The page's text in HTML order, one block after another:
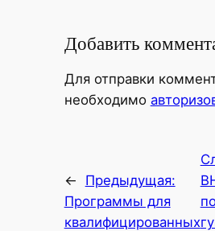
Добавить
Для отправки
необходимо
←
Предыдущая:
Программы для
квалифицированных